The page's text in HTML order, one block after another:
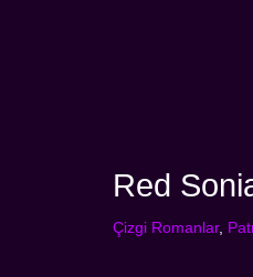
Red
Çizgi Romanlar,